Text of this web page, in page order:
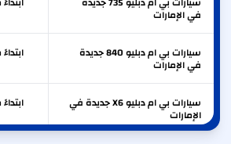
في الإمارات
سيارات بي ام دبليو 840 جديدة
في الإمارات
سيارات بي ام دبليو X6 جديدة في
الإمارات